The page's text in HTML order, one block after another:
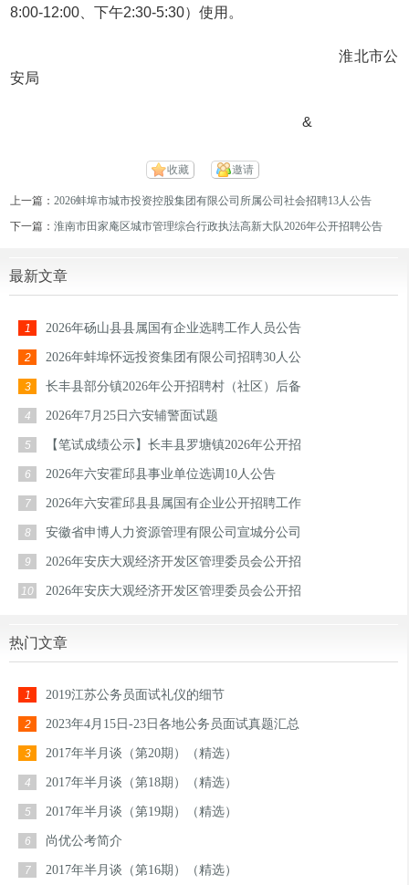
8:00-12:00、下午2:30-5:30）使用。
淮北市公
安局
&
收藏 邀请
上一篇：2026蚌埠市城市投资控股集团有限公司所属公司社会招聘13人公告
下一篇：淮南市田家庵区城市管理综合行政执法高新大队2026年公开招聘公告
最新文章
1 2026年砀山县县属国有企业选聘工作人员公告
2 2026年蚌埠怀远投资集团有限公司招聘30人公
3 长丰县部分镇2026年公开招聘村（社区）后备
4 2026年7月25日六安辅警面试题
5 【笔试成绩公示】长丰县罗塘镇2026年公开招
6 2026年六安霍邱县事业单位选调10人公告
7 2026年六安霍邱县县属国有企业公开招聘工作
8 安徽省申博人力资源管理有限公司宣城分公司
9 2026年安庆大观经济开发区管理委员会公开招
10 2026年安庆大观经济开发区管理委员会公开招
热门文章
1 2019江苏公务员面试礼仪的细节
2 2023年4月15日-23日各地公务员面试真题汇总
3 2017年半月谈（第20期）（精选）
4 2017年半月谈（第18期）（精选）
5 2017年半月谈（第19期）（精选）
6 尚优公考简介
7 2017年半月谈（第16期）（精选）